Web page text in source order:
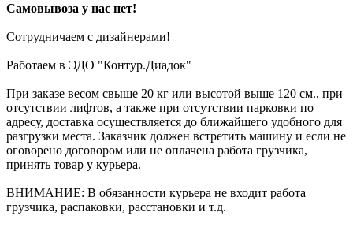
Самовывоза у нас нет!
Сотрудничаем с дизайнерами!
Работаем в ЭДО "Контур.Диадок"
При заказе весом свыше 20 кг или высотой выше 120 см., при
отсутствии лифтов, а также при отсутствии парковки по
адресу, доставка осуществляется до ближайшего удобного для
разгрузки места. Заказчик должен встретить машину и если не
оговорено договором или не оплачена работа грузчика,
принять товар у курьера.
ВНИМАНИЕ: В обязанности курьера не входит работа
грузчика, распаковки, расстановки и т.д.